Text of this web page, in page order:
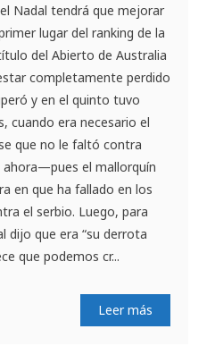
Nadal tendrá que mejorar
lugar del ranking de la
del Abierto de Australia
completamente perdido
y en el quinto tuvo
cuando era necesario el
que no le faltó contra
el mallorquín
en que ha fallado en los
el serbio. Luego, para
dijo que era “su derrota
que podemos cr...
Leer más